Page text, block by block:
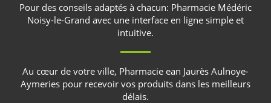
Pour des conseils adaptés à chacun: Pharmacie Médéric
Noisy-le-Grand avec une interface en ligne simple et
intuitive.
Au cœur de votre ville, Pharmacie ean Jaurès Aulnoye-
Aymeries pour recevoir vos produits dans les meilleurs
délais.